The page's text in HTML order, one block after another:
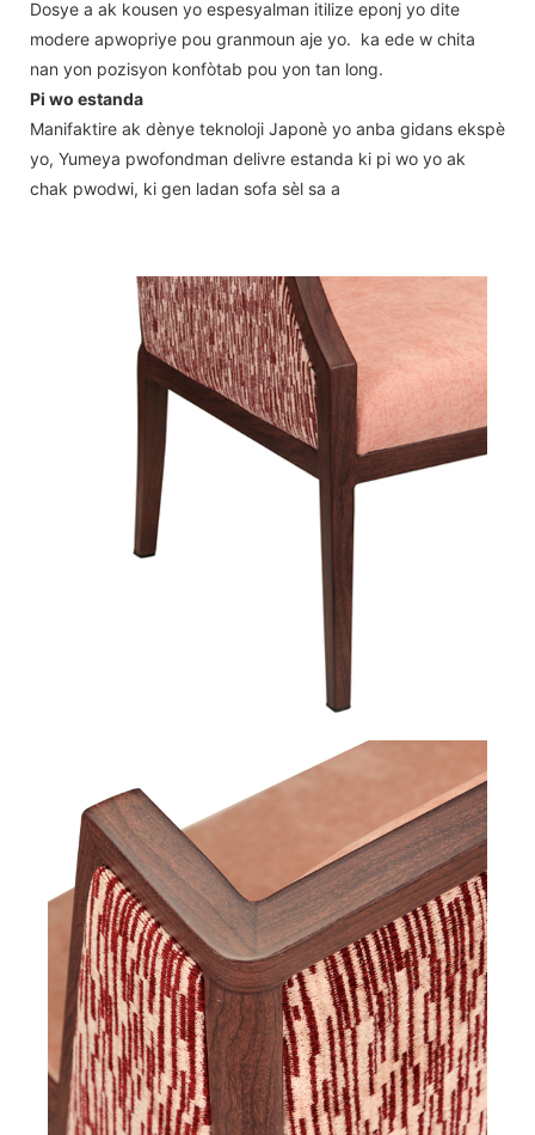
Dosye a ak kousen yo espesyalman itilize eponj yo dite
modere apwopriye pou granmoun aje yo. ka ede w chita
nan yon pozisyon konfòtab pou yon tan long.
Pi wo estanda
Manifaktire ak dènye teknoloji Japonè yo anba gidans ekspè
yo, Yumeya pwofondman delivre estanda ki pi wo yo ak
chak pwodwi, ki gen ladan sofa sèl sa a